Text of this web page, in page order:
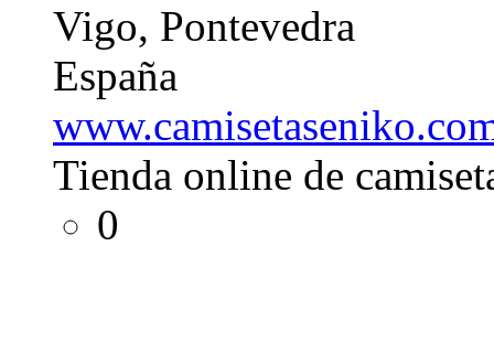
Vigo, Pontevedra
España
Tienda online de
0